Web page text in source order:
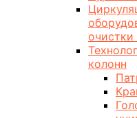
очистки
колонн